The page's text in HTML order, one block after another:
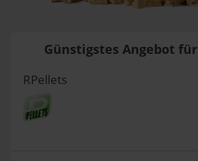
Günstigstes Angebot für
RPellets